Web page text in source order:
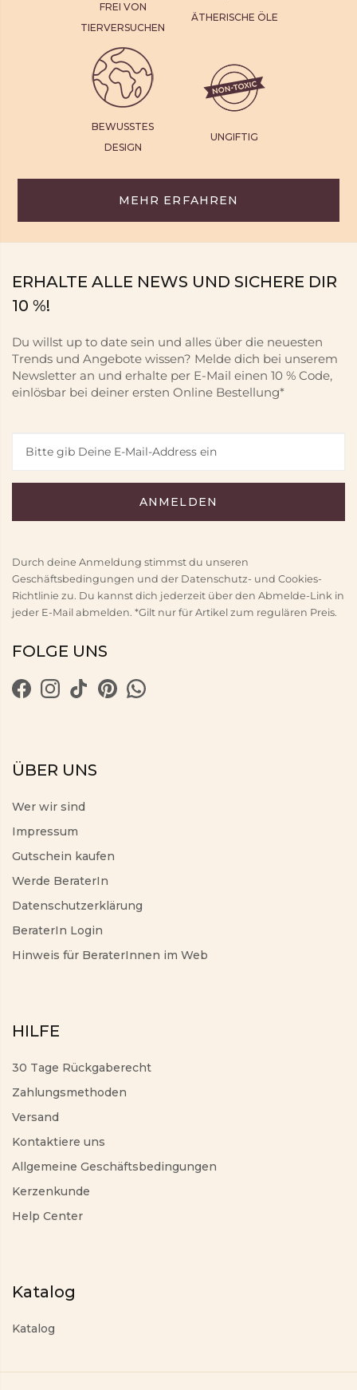
FREI VON
TIERVERSUCHEN
ÄTHERISCHE ÖLE
BEWUSSTES
DESIGN
UNGIFTIG
MEHR ERFAHREN
ERHALTE ALLE NEWS UND SICHERE DIR
10 %!
Du willst up to date sein und alles über die neuesten
Trends und Angebote wissen? Melde dich bei unserem
Newsletter an und erhalte per E-Mail einen 10 % Code,
einlösbar bei deiner ersten Online Bestellung*
Durch deine Anmeldung stimmst du unseren
Geschäftsbedingungen und der Datenschutz- und Cookies-
Richtlinie zu. Du kannst dich jederzeit über den Abmelde-Link in
jeder E-Mail abmelden. *Gilt nur für Artikel zum regulären Preis.
FOLGE UNS
ÜBER UNS
Wer wir sind
Impressum
Gutschein kaufen
Werde BeraterIn
Datenschutzerklärung
BeraterIn Login
Hinweis für BeraterInnen im Web
HILFE
30 Tage Rückgaberecht
Zahlungsmethoden
Versand
Kontaktiere uns
Allgemeine Geschäftsbedingungen
Kerzenkunde
Help Center
Katalog
Katalog